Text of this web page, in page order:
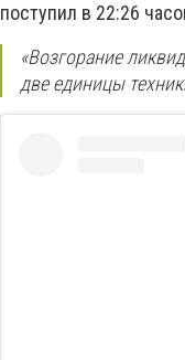
поступил в 22:26
«Возгорание
две единицы